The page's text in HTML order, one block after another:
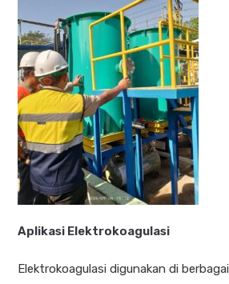
Aplikasi Elektrokoagulasi
Elektrokoagulasi digunakan di